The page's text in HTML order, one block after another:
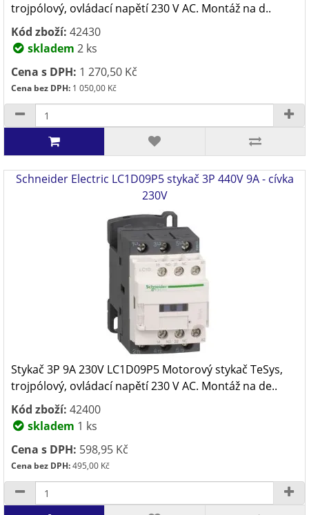
trojpólový, ovládací napětí 230 V AC. Montáž na d..
Kód zboží: 42430
skladem 2 ks
Cena s DPH: 1 270,50 Kč
Cena bez DPH: 1 050,00 Kč
Schneider Electric LC1D09P5 stykač 3P 440V 9A - cívka
230V
Stykač 3P 9A 230V LC1D09P5 Motorový stykač TeSys,
trojpólový, ovládací napětí 230 V AC. Montáž na de..
Kód zboží: 42400
skladem 1 ks
Cena s DPH: 598,95 Kč
Cena bez DPH:495,00 Kč